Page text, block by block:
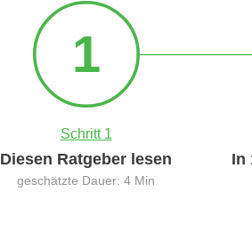
1
Schritt 1
Diesen Ratgeber lesen
geschätzte Dauer: 4 Min
In